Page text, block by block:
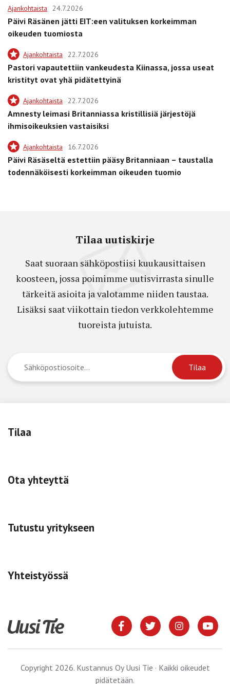
Ajankohtaista 24.7.2026
Päivi Räsänen jätti EIT:een valituksen korkeimman
oikeuden tuomiosta
Ajankohtaista 22.7.2026
Pastori vapautettiin vankeudesta Kiinassa, jossa useat
kristityt ovat yhä pidätettyinä
Ajankohtaista 22.7.2026
Amnesty leimasi Britanniassa kristillisiä järjestöjä
ihmisoikeuksien vastaisiksi
Ajankohtaista 16.7.2026
Päivi Räsäseltä estettiin pääsy Britanniaan – taustalla
todennäköisesti korkeimman oikeuden tuomio
Tilaa uutiskirje
Saat suoraan sähköpostiisi kuukausittaisen
koosteen, jossa poimimme uutisvirrasta sinulle
tärkeitä asioita ja valotamme niiden taustaa.
Lisäksi saat viikottain tiedon verkkolehtemme
tuoreista jutuista.
Tilaa
Ota yhteyttä
Tutustu yritykseen
Yhteistyössä
Copyright 2026. Kustannus Oy Uusi Tie · Kaikki oikeudet
pidätetään.